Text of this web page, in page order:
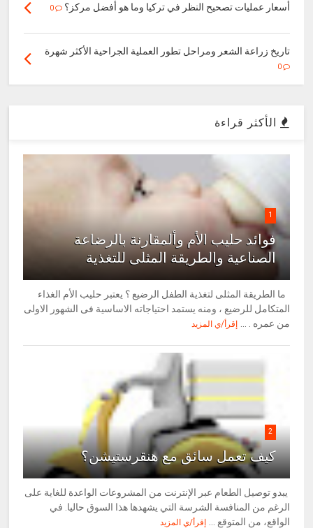
أسعار عمليات تصحيح النظر في تركيا وما هو أفضل مركز؟ 0
تاريخ زراعة الشعر ومراحل تطور العملية الجراحية الأكثر شهرة
0
الأكثر قراءة
1
فوائد حليب الأم وألمقارنة بالرضاعة
الصناعية والطريقة المثلى للتغذية
ما الطريقة المثلى لتغذية الطفل الرضيع ؟ يعتبر حليب الأم الغذاء
المتكامل للرضيع ، ومنه يستمد احتياجاته الاساسية فى الشهور الاولى
من عمره . ...
إقرأ/ي المزيد
2
كيف تعمل سائق مع هنقرستيشن؟
يبدو توصيل الطعام عبر الإنترنت من المشروعات الواعدة للغاية على
الرغم من المنافسة الشرسة التي يشهدها هذا السوق حاليا. في
الواقع، من المتوقع ...
إقرأ/ي المزيد